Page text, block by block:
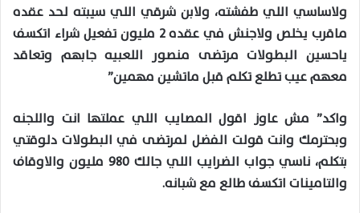
ولاساسي اللي طفشته، ولابن شرقي اللي سيبته لحد عقده
ماقرب يخلص ولاجنش في عقده 2 مليون تفعيل شراء اتكسف
ياحسين البطولات مرتضى منصور اللعبيه جابهم وتعاقد
معهم عيب تطلع تكلم قبل ماتشين مهمين”
واكد” مش عاوز اقول المصايب اللي عملتها انت واللجنه
وبحترمك وانت قولت الفضل لمرتضى في البطولات دلوقتي
بتكلم، ناسي جواب الضرايب اللي جالك 980 مليون والاوقاف
والتامينات اتكسف طالع مع شبانه.